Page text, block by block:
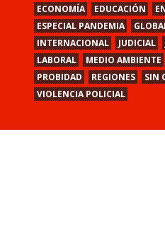
ECONOMÍA EDUCACIÓN
ESPECIAL PANDEMIA
INTERNACIONAL
JUDICIAL
LABORAL
MEDIO AMBIENTE
PROBIDAD
REGIONES
SIN
VIOLENCIA POLICIAL